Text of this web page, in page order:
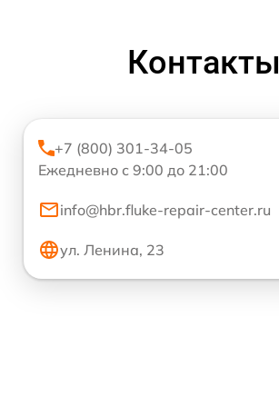
Контакты
+7 (800) 301-34-05
Ежедневно с 9:00 до 21:00
info@hbr.fluke-repair-center.ru
ул. Ленина, 23